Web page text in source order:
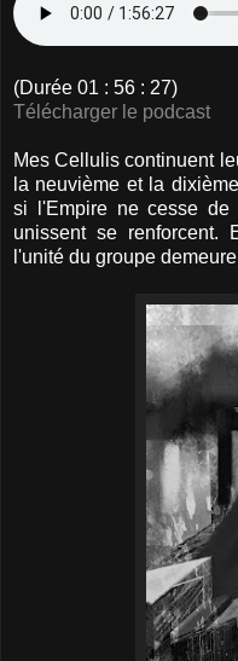
(Durée 01 : 56 : 27)
Télécharger le podcast
Mes Cellulis continuent
la neuvième et la
si l'Empire ne cesse de
unissent se renforcent.
l'unité du groupe